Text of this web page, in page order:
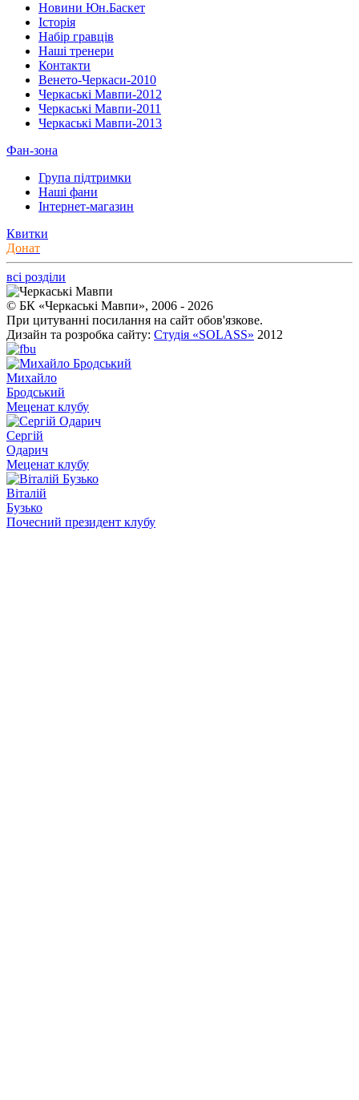
Новини Юн.Баскет
Історія
Набір гравців
Наші тренери
Контакти
Венето-Черкаси-2010
Черкаські Мавпи-2012
Черкаські Мавпи-2011
Черкаські Мавпи-2013
Фан-зона
Група підтримки
Наші фани
Інтернет-магазин
Квитки
Донат
всі розділи
© БК «Черкаські Мавпи», 2006 - 2026
При цитуванні посилання на сайт обов'язкове.
Дизайн та розробка сайту: Студія «SOLASS» 2012
Михайло
Бродський
Меценат клубу
Сергій
Одарич
Меценат клубу
Віталій
Бузько
Почесний президент клубу